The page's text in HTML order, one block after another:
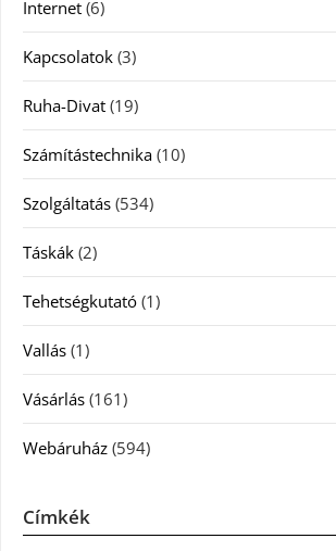
Internet (6)
Kapcsolatok (3)
Ruha-Divat (19)
Számítástechnika (10)
Szolgáltatás (534)
Táskák (2)
Tehetségkutató (1)
Vallás (1)
Vásárlás (161)
Webáruház (594)
Címkék